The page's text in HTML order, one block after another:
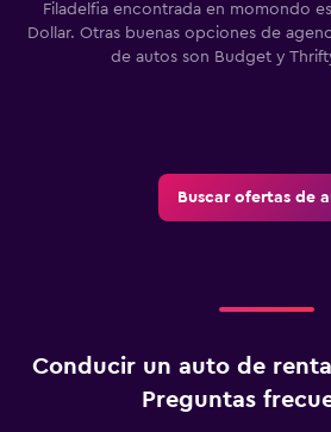
Filadelfia encontrada en momondo
Dollar. Otras buenas opciones de
de autos son Budget y
Buscar ofertas de
Conducir un auto de
Preguntas